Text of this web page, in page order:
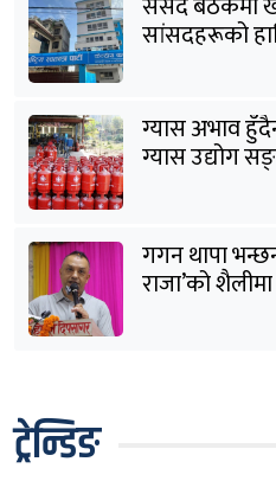
सांसदहरूको
ग्यास अभाव
ग्यास उद्योग
गगन थापा
राजा’को
ट्रेन्डिङ